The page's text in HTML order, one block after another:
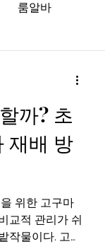
룸알바
까? 초
재배 방
위한 고구마
교적 관리가 쉬
작물이다. 고구